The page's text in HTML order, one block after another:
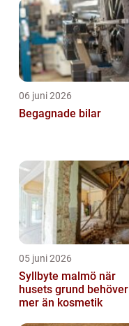
06 juni 2026
Begagnade bilar
05 juni 2026
Syllbyte malmö när
husets grund behöver
mer än kosmetik